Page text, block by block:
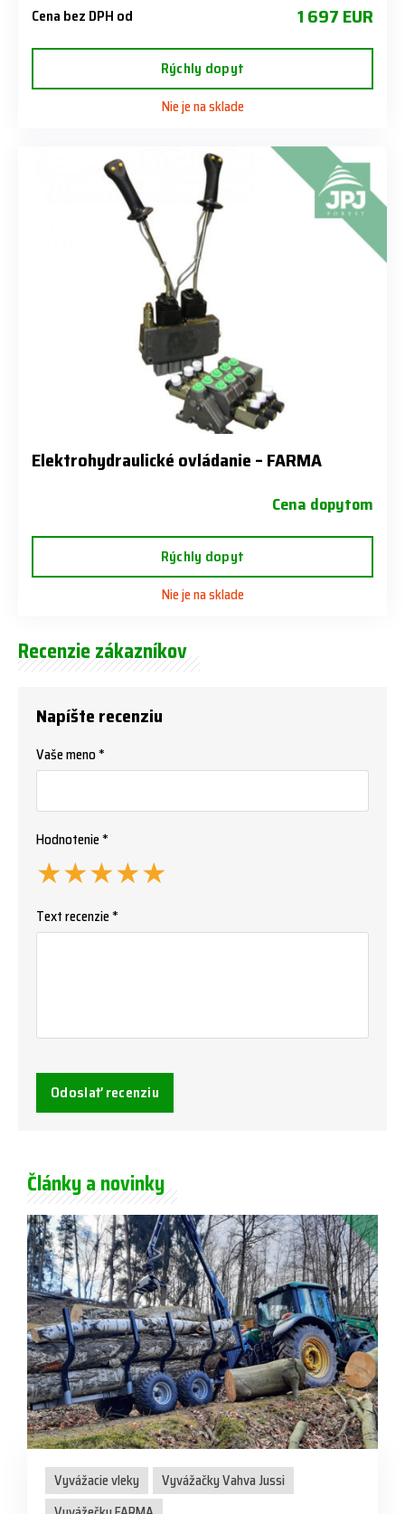
Cena bez DPH od 1 697 EUR
Rýchly dopyt
Nie je na sklade
Elektrohydraulické ovládanie – FARMA
Cena dopytom
Rýchly dopyt
Nie je na sklade
Recenzie zákazníkov
Napíšte recenziu
Vaše meno *
Hodnotenie *
★
★
★
★
★
Text recenzie *
Odoslať recenziu
Články a novinky
Vyvážacie vleky
Vyvážačky Vahva Jussi